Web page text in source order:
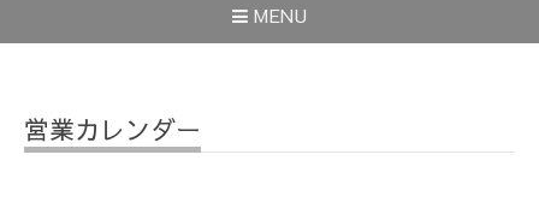
MENU
営業カレンダー